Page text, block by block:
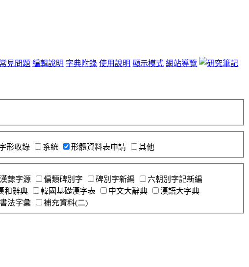
常見問題 編輯說明 字典附錄 使用說明 顯示模式 網站導覽
形收錄 系統 形體資料表申請 其他
漢隸字源 偏類碑別字 碑別字新編
六朝別字記新編
和辭典 韓國基礎漢字表 中文大辭典
漢語大字典
書法字彙 補充資料(二)